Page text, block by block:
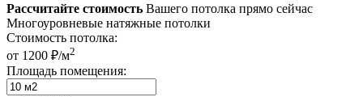
Рассчитайте стоимость Вашего потолка прямо сейчас
Многоуровневые натяжные потолки
Стоимость потолка:
от 1200 ₽/м2
Площадь помещения: